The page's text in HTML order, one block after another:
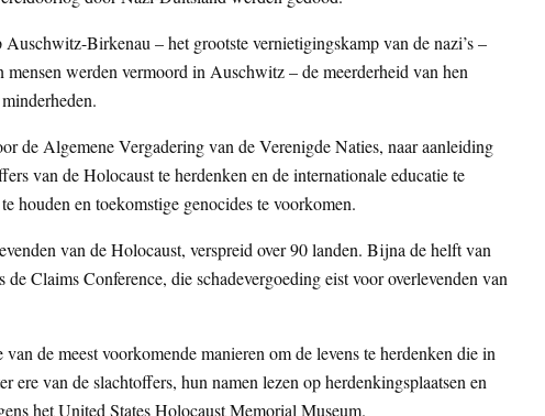
Birkenau – het grootste vernietigingskamp van de nazi’s –
werden vermoord in Auschwitz – de meerderheid van hen
de Algemene Vergadering van de Verenigde Naties, naar aanleiding
van de Holocaust te herdenken en de internationale educatie te
houden en toekomstige genocides te voorkomen.
van de Holocaust, verspreid over 90 landen. Bijna de helft van
Claims Conference, die schadevergoeding eist voor overlevenden van
de meest voorkomende manieren om de levens te herdenken die in
ere van de slachtoffers, hun namen lezen op herdenkingsplaatsen en
het United States Holocaust Memorial Museum.